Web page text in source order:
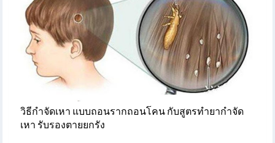
วิธีกำจัดเหา แบบถอนรากถอนโคน กับสูตรทำยากำจัด
เหา รับรองตายยกรัง